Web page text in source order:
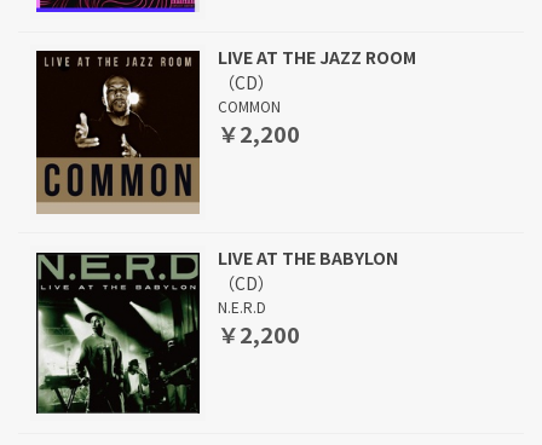
LIVE AT THE JAZZ ROOM
（CD）
COMMON
￥2,200
LIVE AT THE BABYLON
（CD）
N.E.R.D
￥2,200